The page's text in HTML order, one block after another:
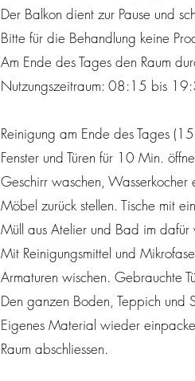
Der Balkon dient zur Pause und
Bitte für die Behandlung keine
Am Ende des Tages den Raum
Nutzungszeitraum: 08:15 bis
Reinigung am Ende des Tages
Fenster und Türen für 10 Min.
Geschirr waschen, Wasserkocher
Möbel zurück stellen. Tische mit
Müll aus Atelier und Bad im dafür
Mit Reinigungsmittel und
Armaturen wischen. Gebrauchte
Den ganzen Boden, Teppich und
Eigenes Material wieder
Raum abschliessen.